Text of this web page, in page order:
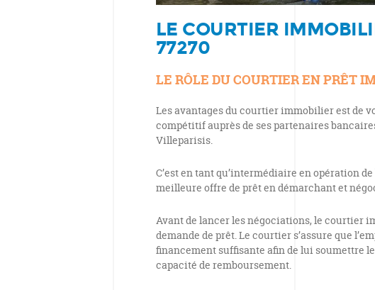
LE COURTIER
77270
LE RÔLE DU COURTIER EN PRÊT
Les avantages du courtier immobilier est de
compétitif auprès de ses partenaires
Villeparisis.
C’est en tant qu’intermédiaire en opération
meilleure offre de prêt en démarchant et
Avant de lancer les négociations, le courtier
demande de prêt. Le courtier s’assure que
financement suffisante afin de lui soumettre
capacité de remboursement.